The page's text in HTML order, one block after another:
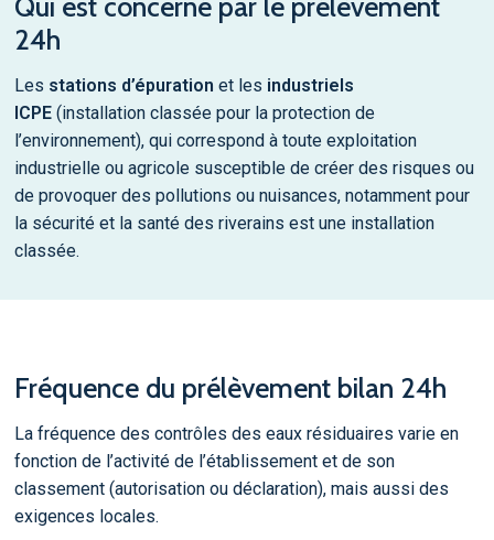
24h
Les stations d’épuration et les industriels
ICPE(installation classée pour la protection de
l’environnement), qui correspond à toute exploitation
industrielle ou agricole susceptible de créer des risques ou
de provoquer des pollutions ou nuisances, notamment pour
la sécurité et la santé des riverains est une installation
classée.
Fréquence du prélèvement bilan 24h
La fréquence des contrôles des eaux résiduaires varie en
fonction de l’activité de l’établissement et de son
classement (autorisation ou déclaration), mais aussi des
exigences locales.